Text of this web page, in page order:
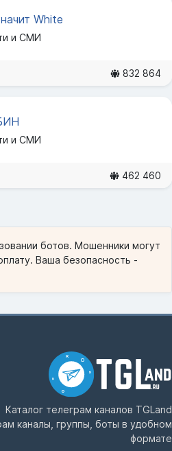
White
и СМИ
832 864
и СМИ
462 460
ботов. Мошенники могут
Ваша безопасность -
Каталог телеграм каналов TGLand
каналы, группы, боты в удобном
формате